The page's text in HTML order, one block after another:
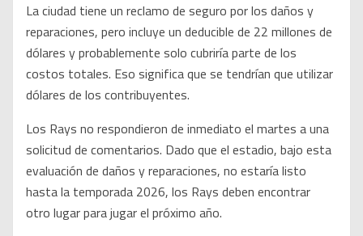
La ciudad tiene un reclamo de seguro por los daños y
reparaciones, pero incluye un deducible de 22 millones de
dólares y probablemente solo cubriría parte de los
costos totales. Eso significa que se tendrían que utilizar
dólares de los contribuyentes.
Los Rays no respondieron de inmediato el martes a una
solicitud de comentarios. Dado que el estadio, bajo esta
evaluación de daños y reparaciones, no estaría listo
hasta la temporada 2026, los Rays deben encontrar
otro lugar para jugar el próximo año.